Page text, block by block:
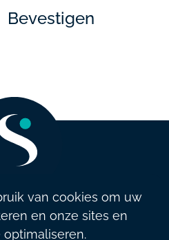
Bevestigen
• +32 2 521 79 79
van cookies om uw
en onze sites en